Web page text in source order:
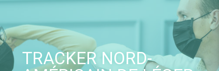
Skip
content
TRACKER NORD-